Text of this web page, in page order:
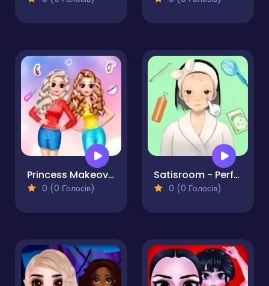
Princess Makeover Salon
0 (0 Голосів)
Satisroom - Perfectly Organized
0 (0 Голосів)